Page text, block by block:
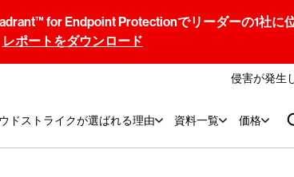
for Endpoint Protectionでリーダーの1社に
レポートをダウンロード
侵害が発生
ドストライクが選ばれる理由 資料一覧 価格